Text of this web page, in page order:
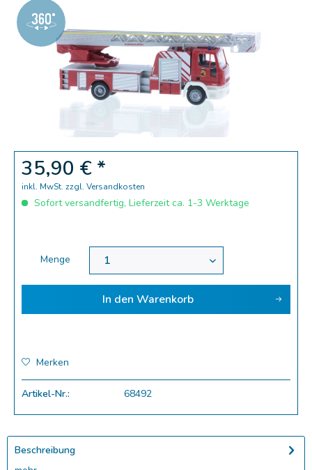
35,90 € *
inkl. MwSt. zzgl. Versandkosten
Sofort versandfertig, Lieferzeit ca. 1-3 Werktage
Menge
In den Warenkorb
Merken
Artikel-Nr.: 68492
Beschreibung